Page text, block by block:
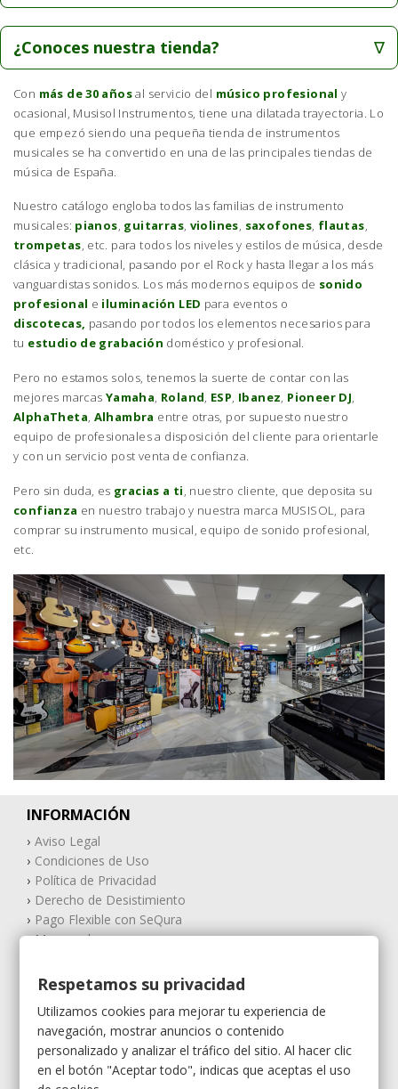
¿Conoces nuestra tienda?
Con más de 30 añosal servicio del músico profesional y
ocasional, Musisol Instrumentos, tiene una dilatada trayectoria. Lo
que empezó siendo una pequeña tienda de instrumentos
musicales se ha convertido en una de las principales tiendas de
música de España.
Nuestro catálogo engloba todos las familias de instrumento
musicales: pianos, guitarras, violines, saxofones, flautas,
trompetas, etc. para todos los niveles y estilos de música, desde
clásica y tradicional, pasando por el Rock y hasta llegar a los más
vanguardistas sonidos. Los más modernos equipos de sonido
profesional e iluminación LED para eventos o
discotecas, pasando por todos los elementos necesarios para
tu estudio de grabación doméstico y profesional.
Pero no estamos solos, tenemos la suerte de contar con las
mejores marcas Yamaha, Roland, ESP, Ibanez, Pioneer DJ,
AlphaTheta, Alhambra entre otras, por supuesto nuestro
equipo de profesionales a disposición del cliente para orientarle
y con un servicio post venta de confianza.
Pero sin duda, es gracias a ti, nuestro cliente, que deposita su
confianza en nuestro trabajo y nuestra marca MUSISOL, para
comprar su instrumento musical, equipo de sonido profesional,
etc.
INFORMACIÓN
Aviso Legal
Condiciones de Uso
Política de Privacidad
Derecho de Desistimiento
Pago Flexible con SeQura
Mapa web
Mis compras
Mis vales descuento
Mis direcciones
Mis datos personales
Mis vales
Gestión Garantías / RMA
Respetamos su privacidad
Utilizamos cookies para mejorar tu experiencia de
navegación, mostrar anuncios o contenido
personalizado y analizar el tráfico del sitio. Al hacer clic
en el botón "Aceptar todo", indicas que aceptas el uso